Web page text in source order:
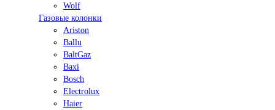
Wolf
Газовые колонки
Ariston
Ballu
BaltGaz
Baxi
Bosсh
Electrolux
Haier